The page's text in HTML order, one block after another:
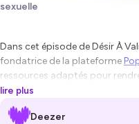
sexuelle
Dans cet épisode de Désir À
fondatrice de la plateforme
ressources adaptés pour
affective et sexuelle plus
personnes en situation de
Ensemble, nous revenons sur
lire plus
Deezer